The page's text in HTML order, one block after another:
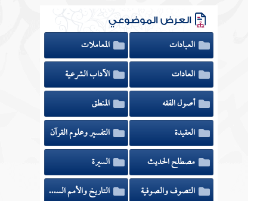
العرض الموضوعي
العبادات
المعاملات
العادات
الآداب الشرعية
أصول الفقه
المنطق
العقيدة
التفسير وعلوم القرآن
مصطلح الحديث
السيرة
التصوف والصوفية
التاريخ والأمم السابقة